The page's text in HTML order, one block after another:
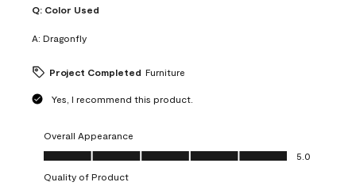
Q: Color Used
A: Dragonfly
Project Completed Furniture
Yes, I recommend this product.
Overall Appearance
Overall Appearance, 5.0 out of 5
5.0
Quality of Product